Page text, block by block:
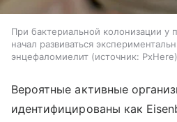
При бактериальной колонизации у
начал развиваться
энцефаломиелит
источник: PxHere
Вероятные активные
идентифицированы как